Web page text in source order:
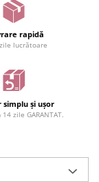
rapidă
lucrătoare
simplu și ușor
zile GARANTAT.